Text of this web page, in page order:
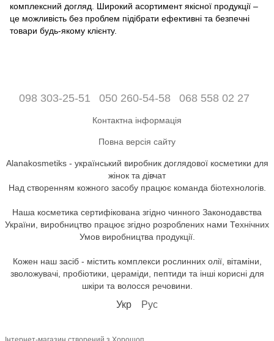
комплексний догляд. Широкий асортимент якісної продукції –
це можливість без проблем підібрати ефективні та безпечні
товари будь-якому клієнту.
098 303-25-51 050 260-54-58 068 558 02 27
Контактна інформація
Повна версія сайту
Alanakosmetiks - український виробник доглядової косметики для
жінок та дівчат
Над створенням кожного засобу працює команда біотехнологів.
Наша косметика сертифікована згідно чинного Законодавства
України, виробництво працює згідно розроблених нами Технічних
Умов виробництва продукції.
Кожен наш засіб - містить комплекси рослинних олії, вітаміни,
зволожувачі, пробіотики, цераміди, пептиди та інші корисні для
шкіри та волосся речовини.
Укр Рус